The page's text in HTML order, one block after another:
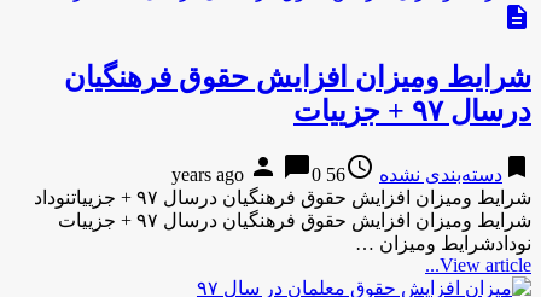
description
شرایط ومیزان افزایش حقوق فرهنگیان
درسال ۹۷ + جزییات
bookmark دسته‌بندی نشده access_time
56 years ago
person chat_bubble0
شرایط ومیزان افزایش حقوق فرهنگیان درسال ۹۷ + جزییاتنوداد
شرایط ومیزان افزایش حقوق فرهنگیان درسال ۹۷ + جزییات
نودادشرایط ومیزان …
View article...